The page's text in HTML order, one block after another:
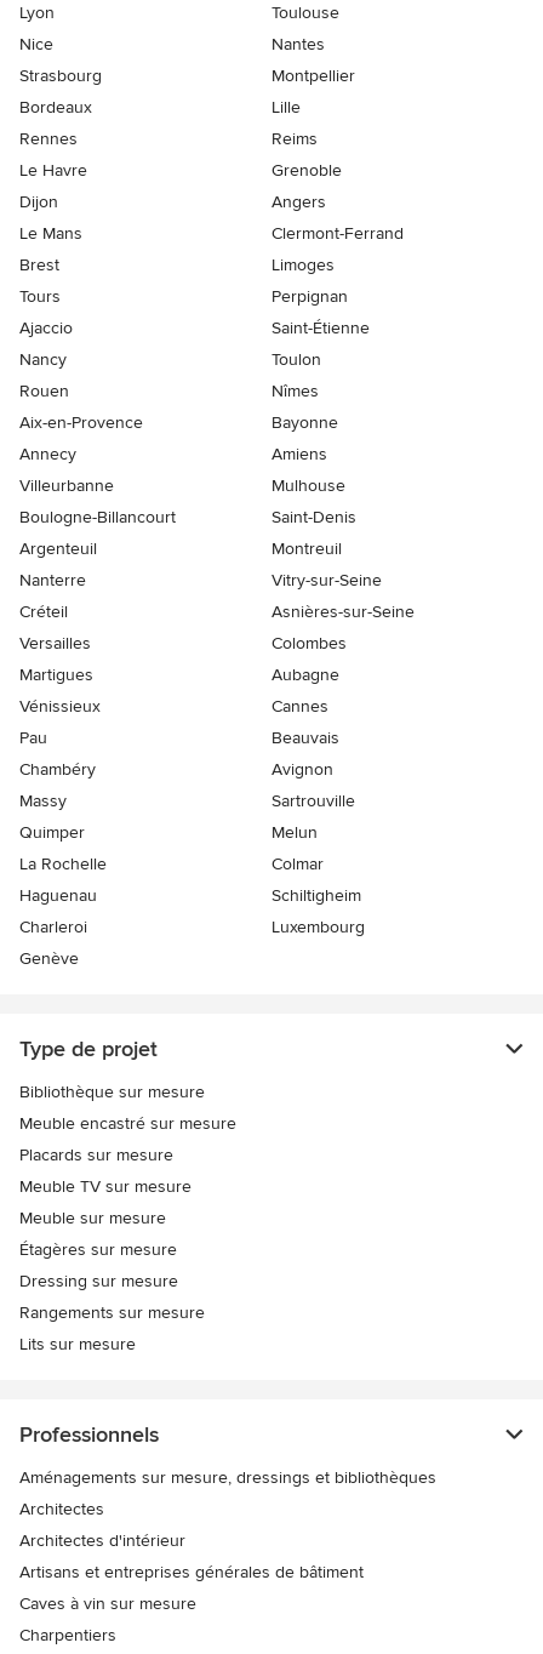
Lyon
Toulouse
Nice
Nantes
Strasbourg
Montpellier
Bordeaux
Lille
Rennes
Reims
Le Havre
Grenoble
Dijon
Angers
Le Mans
Clermont-Ferrand
Brest
Limoges
Tours
Perpignan
Ajaccio
Saint-Étienne
Nancy
Toulon
Rouen
Nîmes
Aix-en-Provence
Bayonne
Annecy
Amiens
Villeurbanne
Mulhouse
Boulogne-Billancourt
Saint-Denis
Argenteuil
Montreuil
Nanterre
Vitry-sur-Seine
Créteil
Asnières-sur-Seine
Versailles
Colombes
Martigues
Aubagne
Vénissieux
Cannes
Pau
Beauvais
Chambéry
Avignon
Massy
Sartrouville
Quimper
Melun
La Rochelle
Colmar
Haguenau
Schiltigheim
Charleroi
Luxembourg
Genève
Type de projet
Bibliothèque sur mesure
Meuble encastré sur mesure
Placards sur mesure
Meuble TV sur mesure
Meuble sur mesure
Étagères sur mesure
Dressing sur mesure
Rangements sur mesure
Lits sur mesure
Professionnels
Aménagements sur mesure, dressings et bibliothèques
Architectes
Architectes d'intérieur
Artisans et entreprises générales de bâtiment
Caves à vin sur mesure
Charpentiers